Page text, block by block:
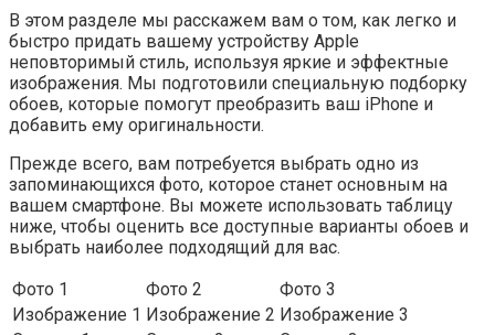
В этом разделе мы расскажем вам о том, как легко и
быстро придать вашему устройству Apple
неповторимый стиль, используя яркие и эффектные
изображения. Мы подготовили специальную подборку
обоев, которые помогут преобразить ваш iPhone и
добавить ему оригинальности.
Прежде всего, вам потребуется выбрать одно из
запоминающихся фото, которое станет основным на
вашем смартфоне. Вы можете использовать таблицу
ниже, чтобы оценить все доступные варианты обоев и
выбрать наиболее подходящий для вас.
Фото 1
Фото 2
Фото 3
Изображение 1 Изображение 2 Изображение 3